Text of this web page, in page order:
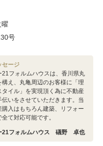
号
セージ
21フォルムハウスは、香川県丸
構え、丸亀周辺のお客様に「理
タイル」を実現頂く為に不動産
伝いをさせていただきます。当
購入はもちろん建築、リフォー
て対応可能です。
21フォルムハウス 礒野 卓也